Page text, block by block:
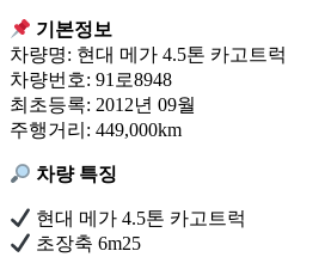
기본정보
차량명: 현대 메가 4.5톤 카고트럭
차량번호: 91로8948
최초등록: 2012년 09월
주행거리: 449,000km
차량 특징
현대 메가 4.5톤 카고트럭
초장축 6m25